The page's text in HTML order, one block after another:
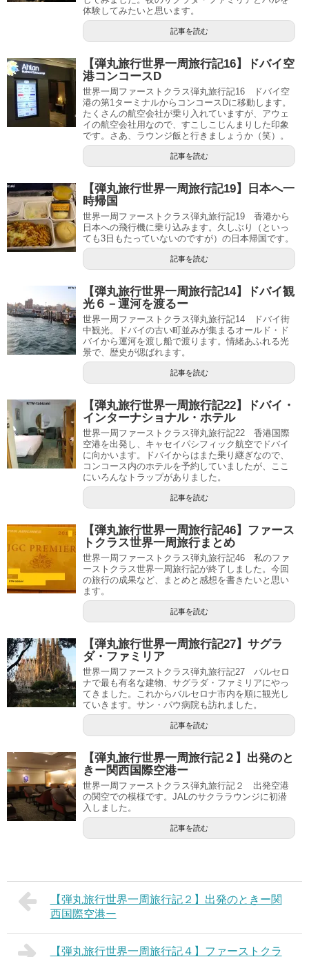
体験してみたいと思います。
記事を読む
【弾丸旅行世界一周旅行記16】ドバイ空
港コンコースD
世界一周ファーストクラス弾丸旅行記16 ドバイ空
港の第1ターミナルからコンコースDに移動します。
たくさんの航空会社が乗り入れていますが、アウェ
イの航空会社用なので、すこしこじんまりした印象
です。さあ、ラウンジ飯と行きましょうか（笑）。
記事を読む
【弾丸旅行世界一周旅行記19】日本へ一
時帰国
世界一周ファーストクラス弾丸旅行記19 香港から
日本への飛行機に乗り込みます。久しぶり（といっ
ても3日もたっていないのですが）の日本帰国です。
記事を読む
【弾丸旅行世界一周旅行記14】ドバイ観
光６－運河を渡るー
世界一周ファーストクラス弾丸旅行記14 ドバイ街
中観光。ドバイの古い町並みが集まるオールド・ド
バイから運河を渡し船で渡ります。情緒あふれる光
景で、歴史が偲ばれます。
記事を読む
【弾丸旅行世界一周旅行記22】ドバイ・
インターナショナル・ホテル
世界一周ファーストクラス弾丸旅行記22 香港国際
空港を出発し、キャセイパシフィック航空でドバイ
に向かいます。ドバイからはまた乗り継ぎなので、
コンコース内のホテルを予約していましたが、ここ
にいろんなトラップがありました。
記事を読む
【弾丸旅行世界一周旅行記46】ファース
トクラス世界一周旅行まとめ
世界一周ファーストクラス弾丸旅行記46 私のファ
ーストクラス世界一周旅行記が終了しました。今回
の旅行の成果など、まとめと感想を書きたいと思い
ます。
記事を読む
【弾丸旅行世界一周旅行記27】サグラ
ダ・ファミリア
世界一周ファーストクラス弾丸旅行記27 バルセロ
ナで最も有名な建物、サグラダ・ファミリアにやっ
てきました。これからバルセロナ市内を順に観光し
ていきます。サン・パウ病院も訪れました。
記事を読む
【弾丸旅行世界一周旅行記２】出発のと
きー関西国際空港ー
世界一周ファーストクラス弾丸旅行記２ 出発空港
の関空での模様です。JALのサクララウンジに初潜
入しました。
記事を読む
【弾丸旅行世界一周旅行記２】出発のときー関
西国際空港ー
【弾丸旅行世界一周旅行記４】ファーストクラ